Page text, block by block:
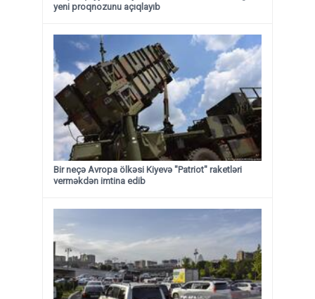
yeni proqnozunu açıqlayıb
Bir neçə Avropa ölkəsi Kiyevə "Patriot" raketləri
verməkdən imtina edib